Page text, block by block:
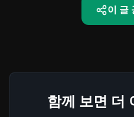
이 글
함께 보면 더